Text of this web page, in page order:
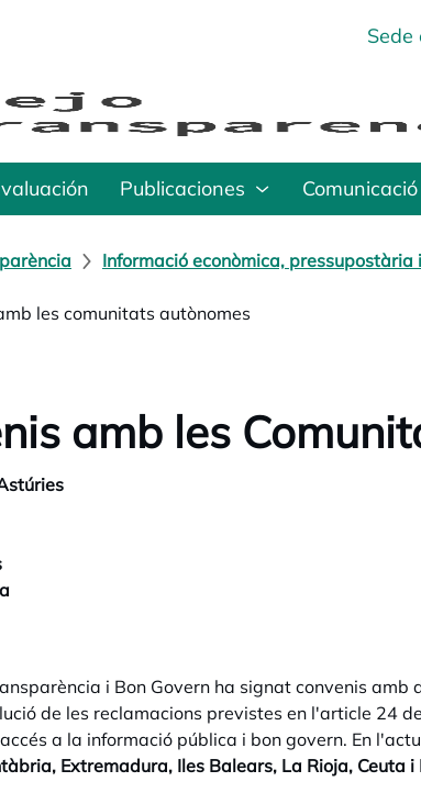
Sede
Publicaciones Comunicació
Informació econòmica,
les comunitats autònomes
amb les
i Bon Govern ha signat convenis
de les reclamacions previstes en l'article 24
a la informació pública i bon govern. En
Extremadura, Iles Balears, La Rioja, Ceuta i